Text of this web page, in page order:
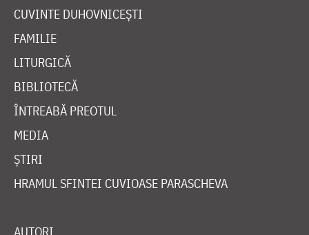
CUVINTE DUHOVNICEȘTI
FAMILIE
LITURGICĂ
BIBLIOTECĂ
ÎNTREABĂ PREOTUL
MEDIA
ȘTIRI
HRAMUL SFINTEI CUVIOASE PARASCHEVA